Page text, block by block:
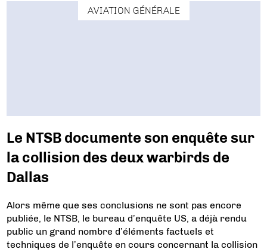
AVIATION GÉNÉRALE
Le NTSB documente son enquête sur
la collision des deux warbirds de
Dallas
Alors même que ses conclusions ne sont pas encore
publiée, le NTSB, le bureau d’enquête US, a déjà rendu
public un grand nombre d’éléments factuels et
techniques de l’enquête en cours concernant la collision